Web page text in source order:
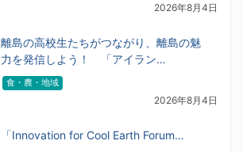
2026年8月4日
離島の高校生たちがつながり、離島の魅
力を発信しよう！ 「アイラン…
食・農・地域
2026年8月4日
「Innovation for Cool Earth Forum…